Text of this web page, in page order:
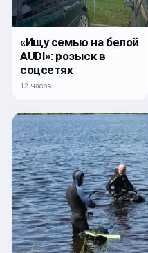
«Ищу семью на белой
AUDI»: розыск в
соцсетях
12 часов